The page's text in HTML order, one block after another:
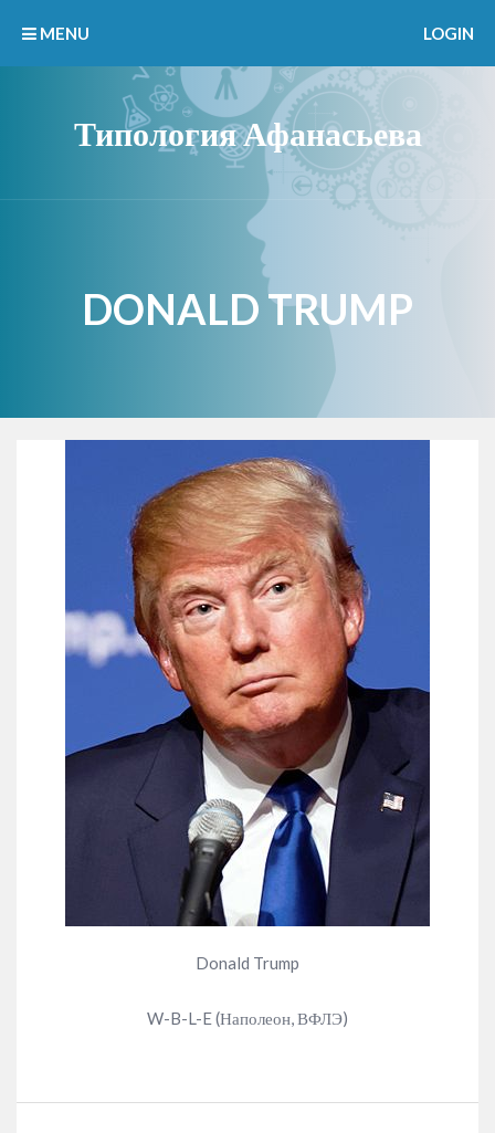
Типология Афанасьева
MENU LOGIN
DONALD TRUMP
Donald Trump
W-B-L-E (Наполеон, ВФЛЭ)